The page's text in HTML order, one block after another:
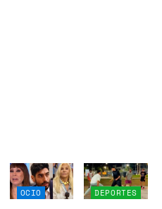
OCIO DEPORTES